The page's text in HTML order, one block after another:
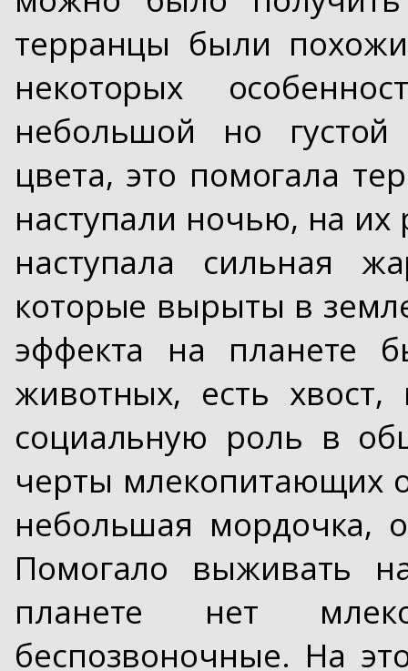
терранцы были
некоторых
небольшой но густой
цвета, это помогала
наступали ночью, на
наступала сильная
которые вырыты в
эффекта на планете
животных, есть
социальную роль в
черты млекопитающих
небольшая мордочка,
Помогало выживать
планете нет
беспозвоночные. На